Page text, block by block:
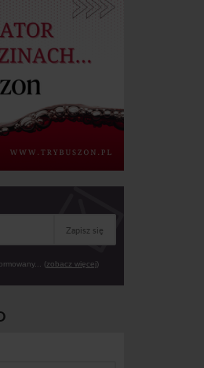
Zapisz się
(zobacz więcej)